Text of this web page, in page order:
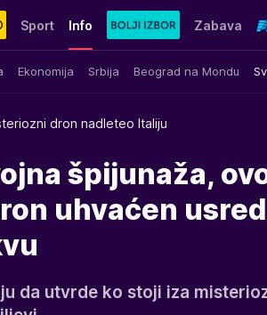
Sport Info
Ekonomija Srbija Beograd na Mondu
Zabava
dron nadleteo Italiju
špijunaža,
uhvaćen
da utvrde ko stoji iza